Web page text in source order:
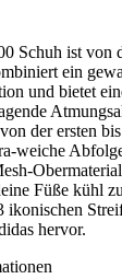
Schuh ist von
ein
und bietet
der ersten
weiche
Füße kühl
ikonischen
hervor.